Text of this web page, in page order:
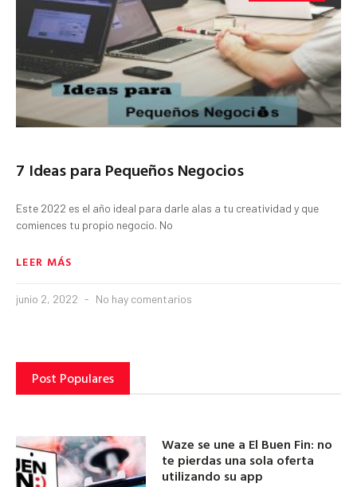
7 Ideas para Pequeños Negocios
Este 2022 es el año ideal para darle alas a tu creatividad y que
comiences tu propio negocio. No
LEER MÁS
junio 2, 2022 No hay comentarios
Post Populares
Waze se une a El Buen Fin: no
te pierdas una sola oferta
utilizando su app